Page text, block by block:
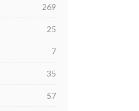
269
25
7
35
57